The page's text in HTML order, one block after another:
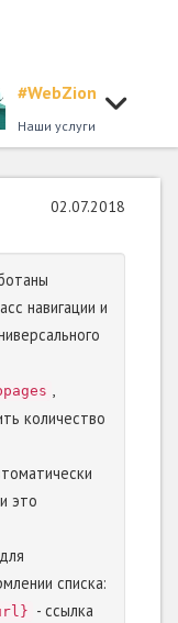
#WebZion
Наши услуги
02.07.2018
навигации и
количество
это
списка:
- ссылка